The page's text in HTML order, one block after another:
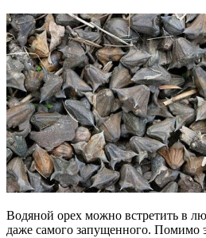
Водяной орех можно встретить в
даже самого запущенного. Помимо